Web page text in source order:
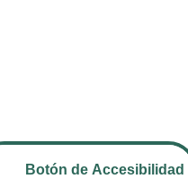
Botón de Accesibilidad